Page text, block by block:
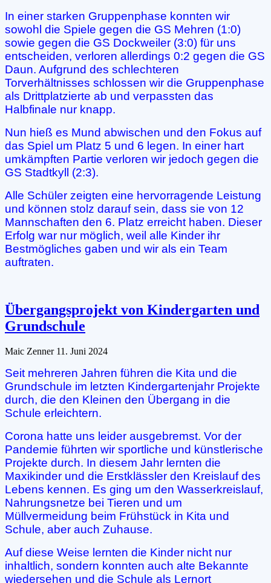
In einer starken Gruppenphase konnten wir
sowohl die Spiele gegen die GS Mehren (1:0)
sowie gegen die GS Dockweiler (3:0) für uns
entscheiden, verloren allerdings 0:2 gegen die GS
Daun. Aufgrund des schlechteren
Torverhältnisses schlossen wir die Gruppenphase
als Drittplatzierte ab und verpassten das
Halbfinale nur knapp.
Nun hieß es Mund abwischen und den Fokus auf
das Spiel um Platz 5 und 6 legen. In einer hart
umkämpften Partie verloren wir jedoch gegen die
GS Stadtkyll (2:3).
Alle Schüler zeigten eine hervorragende Leistung
und können stolz darauf sein, dass sie von 12
Mannschaften den 6. Platz erreicht haben. Dieser
Erfolg war nur möglich, weil alle Kinder ihr
Bestmögliches gaben und wir als ein Team
auftraten.
Übergangsprojekt von Kindergarten und
Grundschule
Maic Zenner 11. Juni 2024
Seit mehreren Jahren führen die Kita und die
Grundschule im letzten Kindergartenjahr Projekte
durch, die den Kleinen den Übergang in die
Schule erleichtern.
Corona hatte uns leider ausgebremst. Vor der
Pandemie führten wir sportliche und künstlerische
Projekte durch. In diesem Jahr lernten die
Maxikinder und die Erstklässler den Kreislauf des
Lebens kennen. Es ging um den Wasserkreislauf,
Nahrungsnetze bei Tieren und um
Müllvermeidung beim Frühstück in Kita und
Schule, aber auch Zuhause.
Auf diese Weise lernten die Kinder nicht nur
inhaltlich, sondern konnten auch alte Bekannte
wiedersehen und die Schule als Lernort